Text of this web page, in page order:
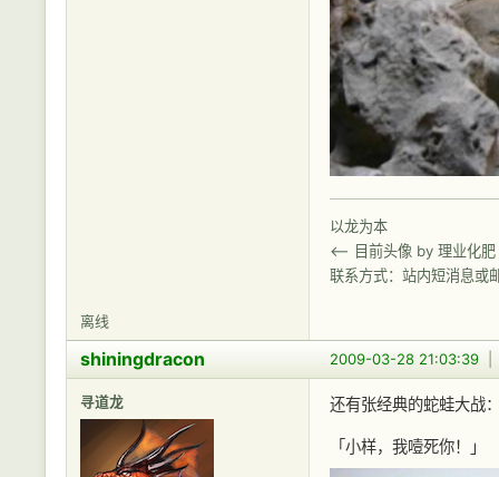
以龙为本
<-- 目前头像 by 理业化肥
联系方式：站内短消息或
离线
2009-03-28 21:03:39
shiningdracon
寻道龙 还有张经典的蛇蛙大战
「小样，我噎死你！」